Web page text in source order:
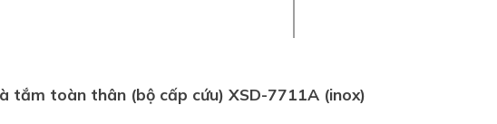
tắm toàn thân (bộ cấp cứu) XSD-7711A (inox)